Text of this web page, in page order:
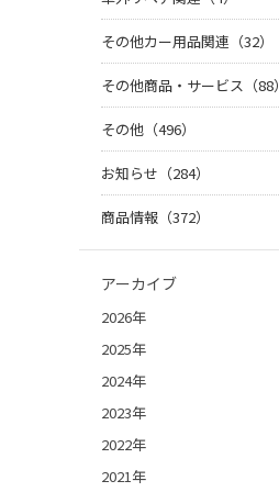
その他カー用品関連（32）
その他商品・サービス（88）
その他（496）
お知らせ（284）
商品情報（372）
アーカイブ
2026年
2025年
2024年
2023年
2022年
2021年